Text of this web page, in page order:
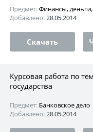
Предмет:Финансы,
Добавлено:28.05.2014
Скачать
Курсовая работа по
государства
Предмет: Банковское дело
Добавлено:28.05.2014